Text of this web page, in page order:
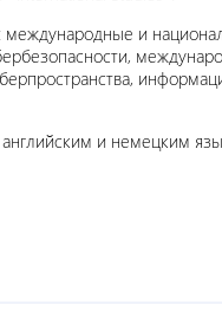
и
и немецким